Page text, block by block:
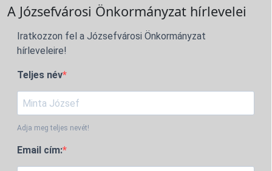
A Józsefvárosi Önkormányzat hírlevelei
Iratkozzon fel a Józsefvárosi Önkormányzat
hírleveleire!
Teljes név
Adja meg teljes nevét!
Email cím: